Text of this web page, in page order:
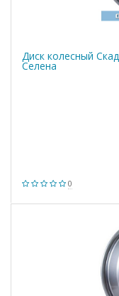
Диск колесный
Селена
0